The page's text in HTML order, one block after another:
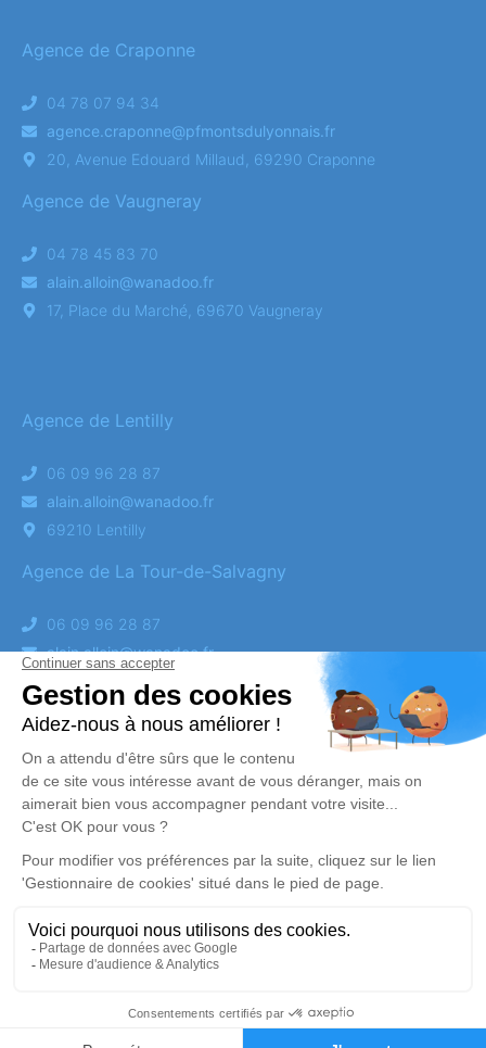
Demande de devis 04 78 07 94 34
Agence de Craponne
04 78 07 94 34
agence.craponne@pfmontsdulyonnais.fr
20, Avenue Edouard Millaud, 69290 Craponne
Agence de Vaugneray
04 78 45 83 70
alain.alloin@wanadoo.fr
17, Place du Marché, 69670 Vaugneray
Agence de Lentilly
06 09 96 28 87
alain.alloin@wanadoo.fr
69210 Lentilly
Agence de La Tour-de-Salvagny
06 09 96 28 87
alain.alloin@wanadoo.fr
Obtenez un devis
DEVIS OBSÈQUES
DEVIS PRÉVOYANCE
DEVIS MARBRERIE
Suivez-nous